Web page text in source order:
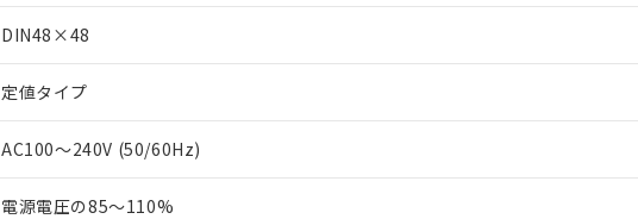
DIN48×48
定値タイプ
AC100～240V (50/60Hz)
電源電圧の85～110%